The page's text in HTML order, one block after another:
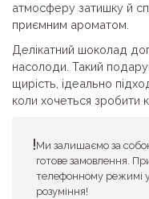
атмосферу затишку й
приємним ароматом.
Делікатний шоколад
насолоди. Такий
щирість, ідеально
коли хочеться
Ми залишаємо за
готове замовлення.
телефонному режимі
розуміння!